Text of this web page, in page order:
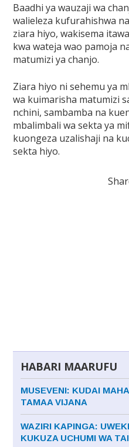
Baadhi ya wauzaji wa
walieleza kufurahishwa
ziara hiyo, wakisema
kwa wateja wao pamoja
matumizi ya chanjo.
Ziara hiyo ni sehemu ya
wa kuimarisha matumizi
nchini, sambamba na
mbalimbali wa sekta ya
kuongeza uzalishaji na
sekta hiyo.
HABARI MAARUFU
MUSEVENI: KUDAI
TAMAA VIJANA
WAZIRI KAPINGA:
KUKUZA UCHUMI WA